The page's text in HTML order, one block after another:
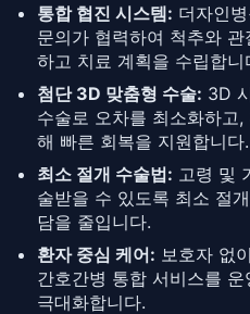
통합 협진 시스템: 더자인
문의가 협력하여 척추와
하고 치료 계획을 수립합니
첨단 3D 맞춤형 수술: 3D
수술로 오차를 최소화하고
해 빠른 회복을 지원합니다.
최소 절개 수술법: 고령 및
술받을 수 있도록 최소 절
담을 줄입니다.
환자 중심 케어: 보호자 없
간호간병 통합 서비스를
극대화합니다.